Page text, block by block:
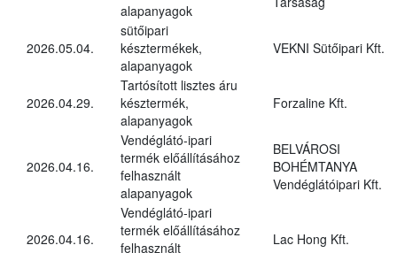
alapanyagok
2026.05.04.
sütőipari
késztermékek,
alapanyagok
VEKNI Sütőipari Kft.
2026.04.29.
Tartósított lisztes áru
késztermék,
alapanyagok
Forzaline Kft.
2026.04.16.
Vendéglátó-ipari
termék előállításához
felhasznált
alapanyagok
BELVÁROSI
BOHÉMTANYA
Vendéglátóipari Kft.
2026.04.16.
Vendéglátó-ipari
termék előállításához
felhasznált
Lac Hong Kft.